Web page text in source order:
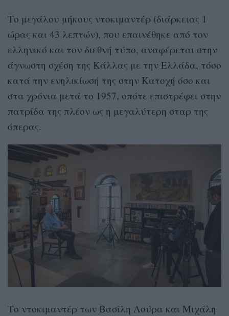
Το μεγάλου μήκους ντοκιμαντέρ (διάρκειας 1
ώρας και 43 λεπτών), που επαινέθηκε από τον
ελληνικό και τον διεθνή τύπο, αναφέρεται στην
άγνωστη σχέση της Κάλλας με την Ελλάδα, τόσο
κατά την ενηλικίωσή της στην Κατοχή όσο και
στα χρόνια μετά το 1957, οπότε επιστρέφει στην
πατρίδα της πλέον ως η μεγαλύτερη σταρ της
όπερας.
Το ντοκιμαντέρ των Βασίλη Λούρα και Μιχάλη